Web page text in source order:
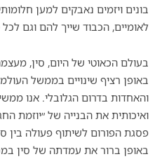
בונים ויזמים נאבקים למען
לאומיים, הכבוד שייך להם וגם
בעולם הכאוטי של היום, סין,
באופן רציף שינויים בממשל
והאחדות בדרום הגלובלי. אנו
ואיכותית את הבנייה של ״יוזמת
פסגת הפורום לשיתוף פעולה בין
באופן ברור את עמדתה של סין